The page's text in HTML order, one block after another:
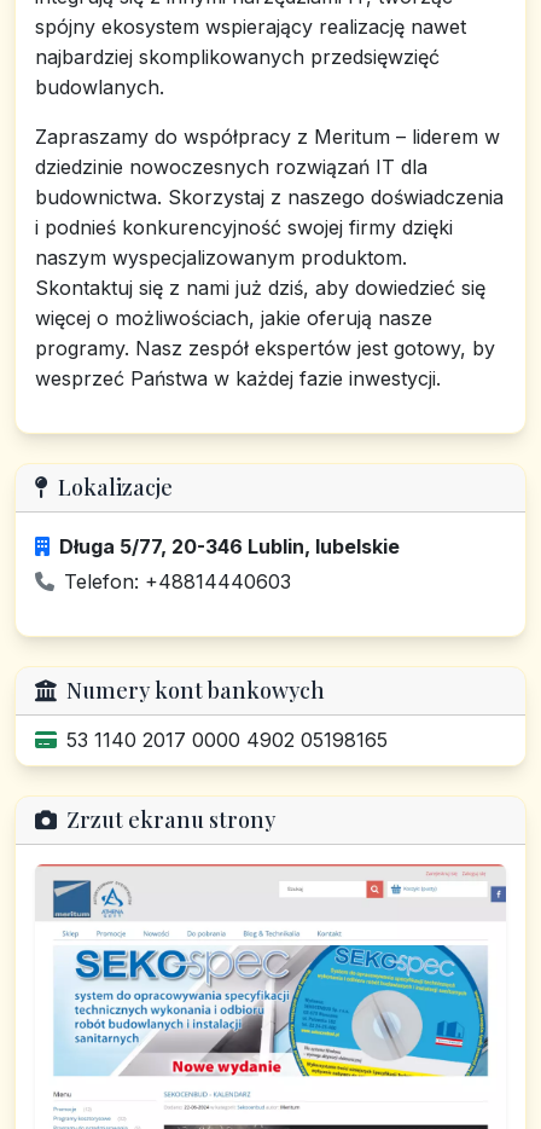
spójny ekosystem wspierający realizację nawet
najbardziej skomplikowanych przedsięwzięć
budowlanych.
Zapraszamy do współpracy z Meritum – liderem w
dziedzinie nowoczesnych rozwiązań IT dla
budownictwa. Skorzystaj z naszego doświadczenia
i podnieś konkurencyjność swojej firmy dzięki
naszym wyspecjalizowanym produktom.
Skontaktuj się z nami już dziś, aby dowiedzieć się
więcej o możliwościach, jakie oferują nasze
programy. Nasz zespół ekspertów jest gotowy, by
wesprzeć Państwa w każdej fazie inwestycji.
Lokalizacje
Długa 5/77, 20-346 Lublin, lubelskie
Telefon: +48814440603
Numery kont bankowych
53 1140 2017 0000 4902 05198165
Zrzut ekranu strony